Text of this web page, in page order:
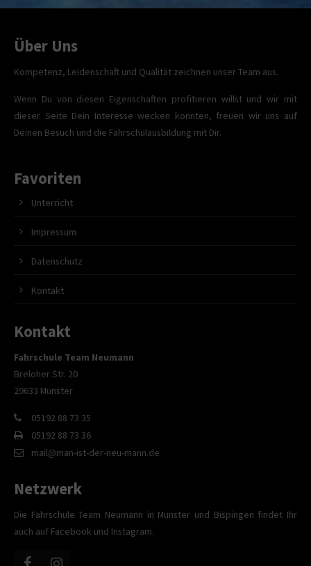
Über Uns
Kompetenz, Leidenschaft und Qualität zeichnen unser Team aus.
Wenn Du von diesen Eigenschaften profitieren willst und wir mit
dieser Seite Dein Interesse wecken konnten, freuen wir uns auf
Deinen Besuch und die Fahrschulausbildung mit Dir.
Favoriten
Unterricht
Impressum
Datenschutz
Kontakt
Kontakt
Fahrschule Team Neumann
Breloher Str. 20
29633 Munster
05192 88 73 35
05192 88 73 36
mail@man-ist-der-neu-mann.de
Netzwerk
Die Fahrschule Team Neumann in Munster und Bispingen findet Ihr
auch auf Facebook und Instagram.